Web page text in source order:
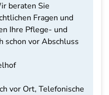
beraten Sie
Fragen und
Ihre Pflege- und
schon vor Abschluss
vor Ort, Telefonische